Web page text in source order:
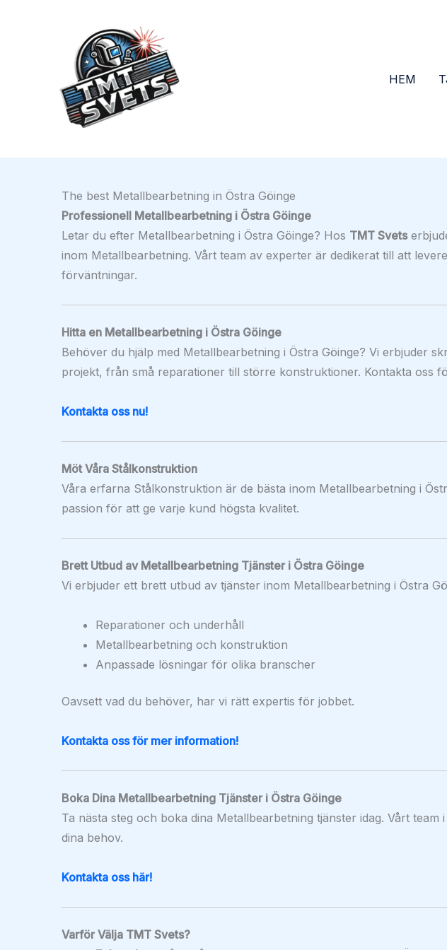
HEM
The best Metallbearbetning in Östra Göinge
Professionell Metallbearbetning i Östra Göinge
Letar du efter Metallbearbetning i Östra Göinge? Hos TMT Svets
inom Metallbearbetning. Vårt team av experter är dedikerat till att
förväntningar.
Hitta en Metallbearbetning i Östra Göinge
Behöver du hjälp med Metallbearbetning i Östra Göinge? Vi erbjuder
projekt, från små reparationer till större konstruktioner. Kontakta oss
Kontakta oss nu!
Möt Våra Stålkonstruktion
Våra erfarna Stålkonstruktion är de bästa inom Metallbearbetning i
passion för att ge varje kund högsta kvalitet.
Brett Utbud av Metallbearbetning Tjänster i Östra Göinge
Vi erbjuder ett brett utbud av tjänster inom Metallbearbetning i Östra
Reparationer och underhåll
Metallbearbetning och konstruktion
Anpassade lösningar för olika branscher
Oavsett vad du behöver, har vi rätt expertis för jobbet.
Kontakta oss för mer information!
Boka Dina Metallbearbetning Tjänster i Östra Göinge
Ta nästa steg och boka dina Metallbearbetning tjänster idag. Vårt team
dina behov.
Kontakta oss här!
Varför Välja TMT Svets?